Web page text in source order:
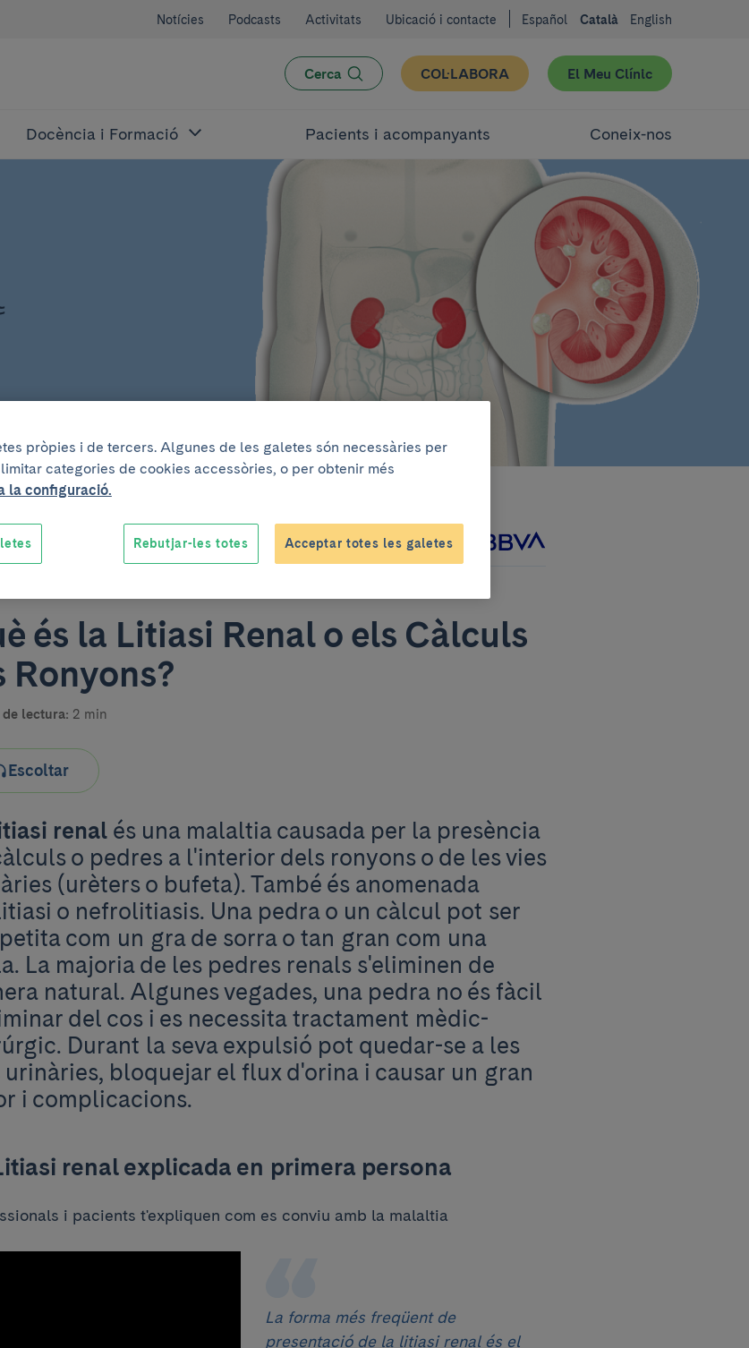
Notícies Podcasts Activitats Ubicació i contacte Español Català English
Cerca COL·LABORA El Meu Clínic
Docència i Formació Pacients i acompanyants Coneix-nos
Un projecte elaborat conjuntament amb
és la Litiasi Renal o els Càlculs
Ronyons?
de lectura: 2 min
Escoltar
renal és una malaltia causada per la presència
o pedres a l'interior dels ronyons o de les vies
(urèters o bufeta). També és anomenada
o nefrolitiasis. Una pedra o un càlcul pot ser
com un gra de sorra o tan gran com una
La majoria de les pedres renals s'eliminen de
natural. Algunes vegades, una pedra no és fàcil
del cos i es necessita tractament mèdic-
Durant la seva expulsió pot quedar-se a les
urinàries, bloquejar el flux d'orina i causar un gran
i complicacions.
renal explicada en primera persona
i pacients t'expliquen com es conviu amb la malaltia
La forma més freqüent de
presentació de la litiasi renal és el
pròpies i de tercers. Algunes de les galetes són necessàries per
categories de cookies accessòries, o per obtenir més
la configuració.
Rebutjar-les totes Acceptar totes les galetes